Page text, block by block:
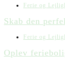
Ferie og
Skab den
Ferie og
Oplev